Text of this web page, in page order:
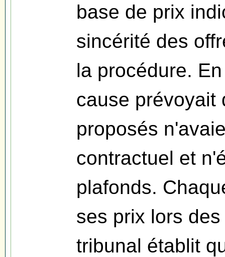
base de prix
sincérité des
la procédure.
cause prévoyait
proposés
contractuel et
plafonds.
ses prix lors
tribunal établit